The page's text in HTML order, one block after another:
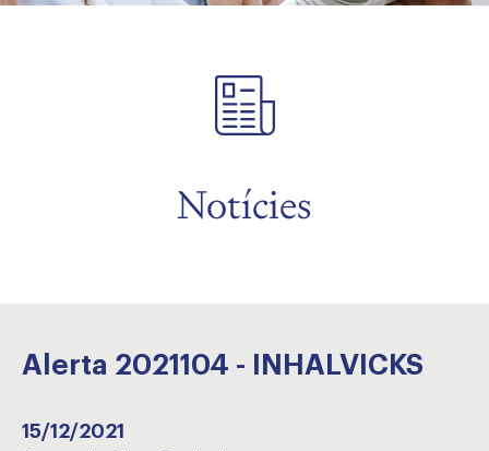
Notícies
Alerta 2021104 - INHALVICKS
15/12/2021